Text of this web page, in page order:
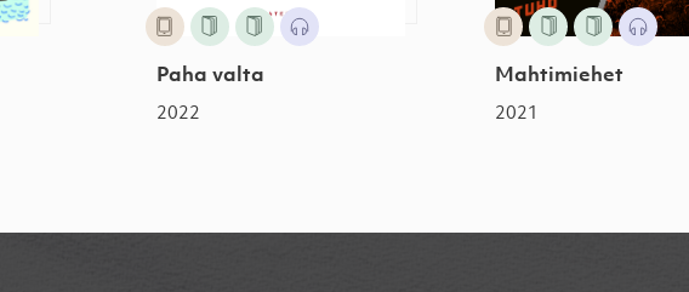
Paha valta
2022
Mahtimiehet
2021